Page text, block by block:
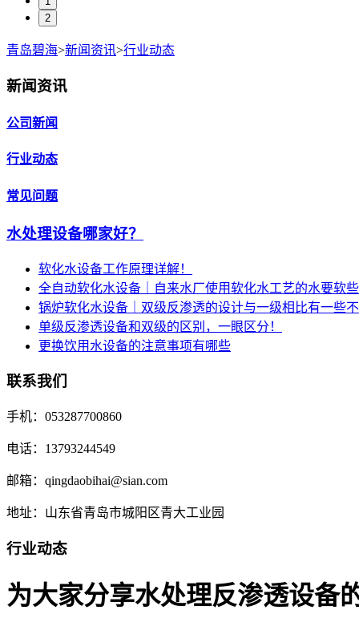
2
青岛碧海>新闻资讯>行业动态
新闻资讯
公司新闻
行业动态
常见问题
水处理设备哪家好？
软化水设备工作原理详解！
全自动软化水设备｜自来水厂使用软化水工艺的水要软些
锅炉软化水设备｜双级反渗透的设计与一级相比有一些
单级反渗透设备和双级的区别，一眼区分！
更换饮用水设备的注意事项有哪些
联系我们
手机：053287700860
电话：13793244549
邮箱：qingdaobihai@sian.com
地址：山东省青岛市城阳区青大工业园
行业动态
为大家分享水处理反渗透设备